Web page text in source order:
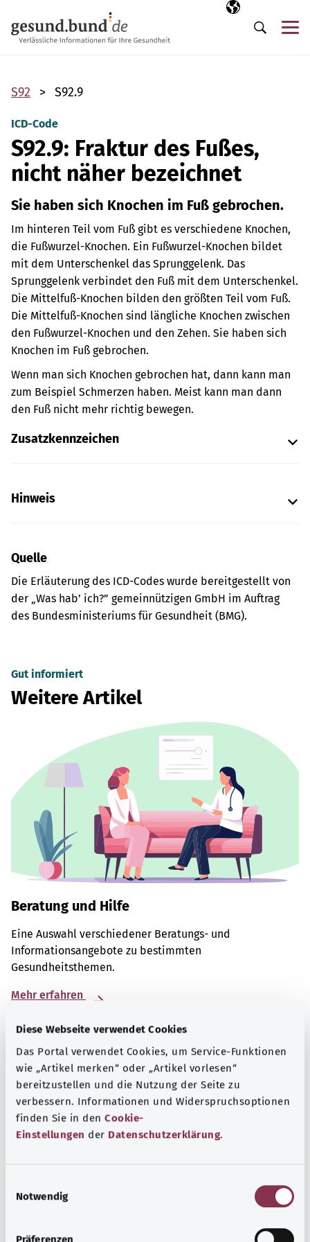
Diese Webseite verwendet Cookies
Das Portal verwendet Cookies, um Service-Funktionen
wie „Artikel merken“ oder „Artikel vorlesen“
bereitzustellen und die Nutzung der Seite zu
verbessern. Informationen und Widerspruchsoptionen
finden Sie in den Cookie-
Einstellungen der Datenschutzerklärung.
Notwendig
Präferenzen
Ausgewählte
DE
Suche
S92 S92.9
ICD-Code
S92.9: Fraktur des Fußes,
nicht näher bezeichnet
Sie haben sich Knochen im Fuß gebrochen.
Im hinteren Teil vom Fuß gibt es verschiedene Knochen,
die Fußwurzel-Knochen. Ein Fußwurzel-Knochen bildet
mit dem Unterschenkel das Sprunggelenk. Das
Sprunggelenk verbindet den Fuß mit dem Unterschenkel.
Die Mittelfuß-Knochen bilden den größten Teil vom Fuß.
Die Mittelfuß-Knochen sind längliche Knochen zwischen
den Fußwurzel-Knochen und den Zehen. Sie haben sich
Knochen im Fuß gebrochen.
Wenn man sich Knochen gebrochen hat, dann kann man
zum Beispiel Schmerzen haben. Meist kann man dann
den Fuß nicht mehr richtig bewegen.
Zusatzkennzeichen
Hinweis
Quelle
Die Erläuterung des ICD-Codes wurde bereitgestellt von
der „Was hab’ ich?” gemeinnützigen GmbH im Auftrag
des Bundesministeriums für Gesundheit (BMG).
Gut informiert
Weitere Artikel
Beratung und Hilfe
Eine Auswahl verschiedener Beratungs- und
Informationsangebote zu bestimmten
Gesundheitsthemen.
Mehr erfahren